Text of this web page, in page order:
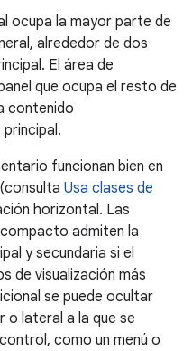
ocupa la mayor parte de
alrededor de dos
El área de
que ocupa el resto de
contenido
funcionan bien en
Usa clases de
horizontal. Las
admiten la
y secundaria si el
de visualización más
se puede ocultar
o lateral a la que se
como un menú o